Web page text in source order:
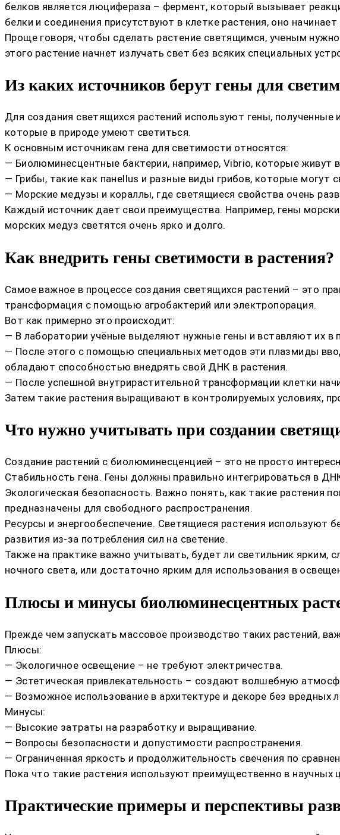
белков является люцифераза – фермент, который вызывает
белки и соединения присутствуют в клетке растения, оно
Проще говоря, чтобы сделать растение светящимся, ученым
этого растение начнет излучать свет без всяких специальных
Из каких источников берут гены для
Для создания светящихся растений используют гены,
которые в природе умеют светиться.
К основным источникам гена для светимости относятся:
— Биолюминесцентные бактерии, например, Vibrio, которые живут
— Грибы, такие как панellus и разные виды грибов, которые могут
— Морские медузы и кораллы, где светящиеся свойства очень
Каждый источник дает свои преимущества. Например, гены
морских медуз светятся очень ярко и долго.
Как внедрить гены светимости в растения?
Самое важное в процессе создания светящихся растений – это
трансформация с помощью агробактерий или электропорация.
Вот как примерно это происходит:
— В лаборатории учёные выделяют нужные гены и вставляют их в
— После этого с помощью специальных методов эти плазмиды
обладают способностью внедрять свой ДНК в растения.
— После успешной внутрирастительной трансформации клетки
Затем такие растения выращивают в контролируемых условиях,
Что нужно учитывать при создании
Создание растений с биолюминесценцией – это не просто
Стабильность гена. Гены должны правильно интегрироваться в
Экологическая безопасность. Важно понять, как такие
предназначены для свободного распространения.
Ресурсы и энергообеспечение. Светящиеся растения используют
развития из-за потребления сил на светение.
Также на практике важно учитывать, будет ли светильник
ночного света, или достаточно ярким для использования в
Плюсы и минусы биолюминесцентных
Прежде чем запускать массовое производство таких растений,
Плюсы:
— Экологичное освещение – не требуют электричества.
— Эстетическая привлекательность – создают волшебную
— Возможное использование в архитектуре и декоре без вредных
Минусы:
— Высокие затраты на разработку и выращивание.
— Вопросы безопасности и допустимости распространения.
— Ограниченная яркость и продолжительность свечения по
Пока что такие растения используют преимущественно в
Практические примеры и перспективы